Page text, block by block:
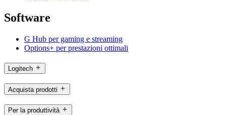
Software
G Hub per gaming e streaming
Options+ per prestazioni ottimali
Logitech
Acquista prodotti
Per la produttività